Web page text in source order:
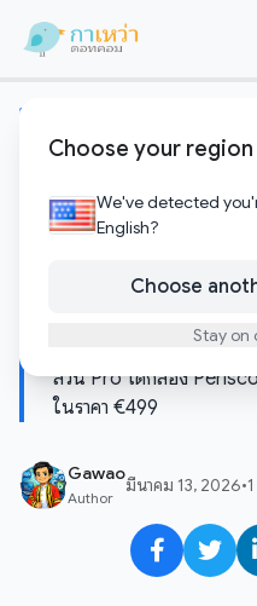
Choose your
We've detected
English?
Choose
Stay on
ข่าวไอทีและเทคโนโลยี
Nothing
Glyph Bar ใหม่
Nothing Phone (4a) ม
จาก Glyph Interface เดิ
ส่วน Pro ได้กล้อง
ในราคา €499
Gawao
Author
มีนาคม 13, 2026•